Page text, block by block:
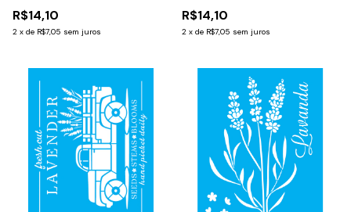
R$14,10
2 x de R$7,05 sem juros
R$14,10
2 x de R$7,05 sem juros